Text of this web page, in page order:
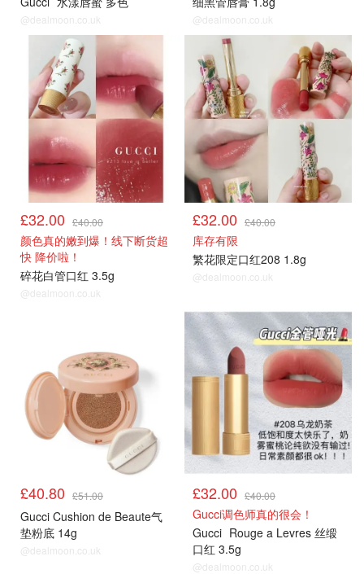
@dealmoon.co.uk @dealmoon.co.uk
£32.00 £40.00
颜色真的嫩到爆！线下断货超
快 降价啦！
碎花白管口红 3.5g
@dealmoon.co.uk
£32.00 £40.00
库存有限
繁花限定口红208 1.8g
@dealmoon.co.uk
£40.80 £51.00
Gucci Cushion de Beaute气
垫粉底 14g
@dealmoon.co.uk
8折
£32.00 £40.00
Gucci调色师真的很会！
Gucci Rouge a Levres 丝缎
口红 3.5g
@dealmoon.co.uk